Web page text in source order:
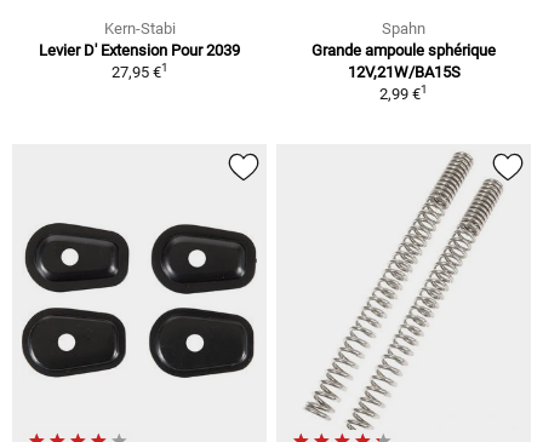
Kern-Stabi
Levier D' Extension Pour 2039
27,95 €1
Spahn
Grande ampoule sphérique
12V,21W/BA15S
2,99 €1